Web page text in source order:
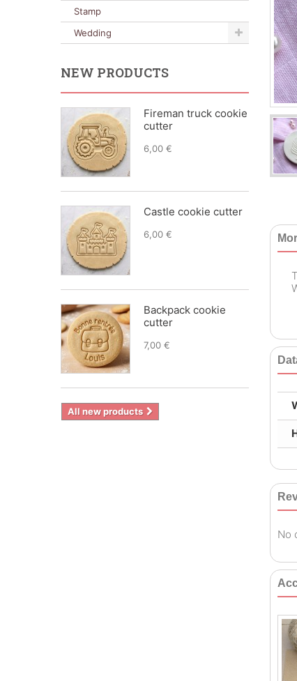
No
Stamp
Wedding
NEW PRODUCTS
Fireman truck cookie
cutter
6,00 €
Castle cookie cutter
6,00 €
Backpack cookie
cutter
7,00 €
All new products